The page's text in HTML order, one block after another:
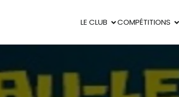
LE CLUB COMPÉTITIONS